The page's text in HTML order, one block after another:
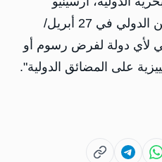
دومينغيز، صرّح لمجلس الأمن الدولي في 27 أبريل/
لأي دولة لفرض رسوم أو
على المضائق الدولية".